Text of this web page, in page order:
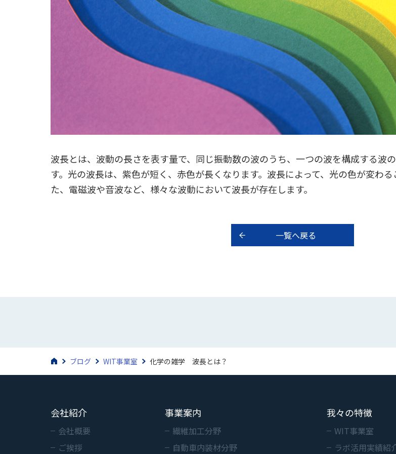
波長とは、波動の長さを表す量で、同じ振動数の波のうち、一つの波を構成する波
す。光の波長は、紫色が短く、赤色が長くなります。波長によって、光の色が変わる
た、電磁波や音波など、様々な波動において波長が存在します。
一覧へ戻る
ブログ WIT事業室 化学の雑学 波長とは？
会社紹介
会社概要
ご挨拶
事業案内
繊維加工分野
自動車内装材分野
我々の特徴
WIT事業室
ラボ活用実績紹